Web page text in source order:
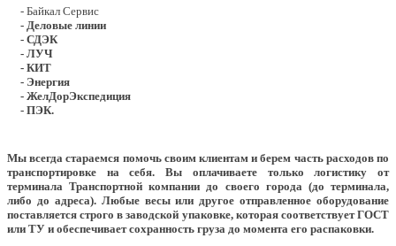
- Байкал Сервис
- Деловые линии
- СДЭК
- ЛУЧ
- КИТ
- Энергия
- ЖелДорЭкспедиция
- ПЭК.
Мы всегда стараемся помочь своим клиентам и берем часть расходов по
транспортировке на себя. Вы оплачиваете только логистику от
терминала Транспортной компании до своего города (до терминала,
либо до адреса). Любые весы или другое отправленное оборудование
поставляется строго в заводской упаковке, которая соответствует ГОСТ
или ТУ и обеспечивает сохранность груза до момента его распаковки.